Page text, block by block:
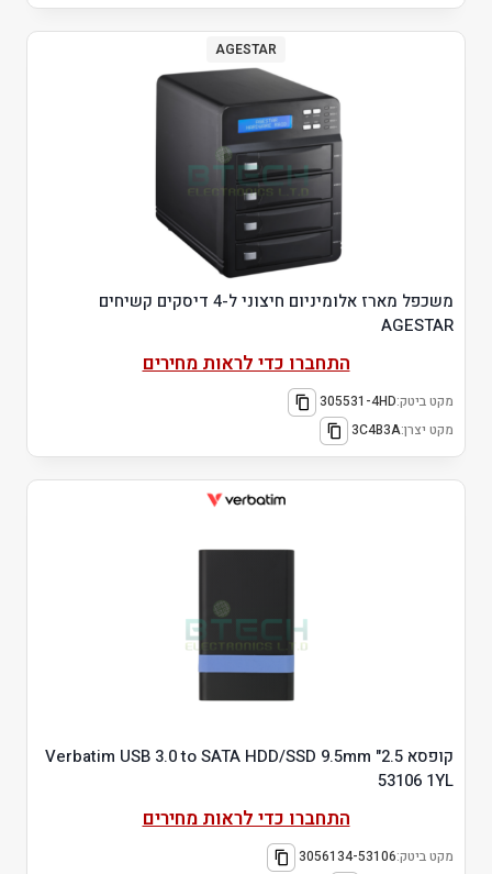
AGESTAR
משכפל מארז אלומיניום חיצוני ל-4 דיסקים קשיחים
AGESTAR
התחברו כדי לראות מחירים
מקט ביטק:305531-4HD
מקט יצרן:3C4B3A
קופסא 2.5" Verbatim USB 3.0 to SATA HDD/SSD 9.5mm
53106 1YL
התחברו כדי לראות מחירים
מקט ביטק:3056134-53106